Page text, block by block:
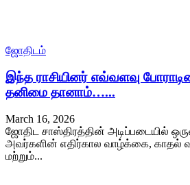
ஜோதிடம்
இந்த ராசியினர் எவ்வளவு
தனிமை தானாம்…...
March 16, 2026
ஜோதிட சாஸ்திரத்தின் அடிப்படையில்
அவர்களின் எதிர்கால வாழ்க்கை, காதல்
மற்றும்...